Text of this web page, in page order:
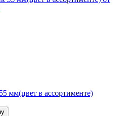
мм(цвет в ассортименте)